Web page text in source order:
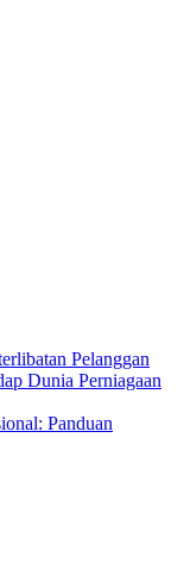
Pelanggan
Dunia Perniagaan
Panduan